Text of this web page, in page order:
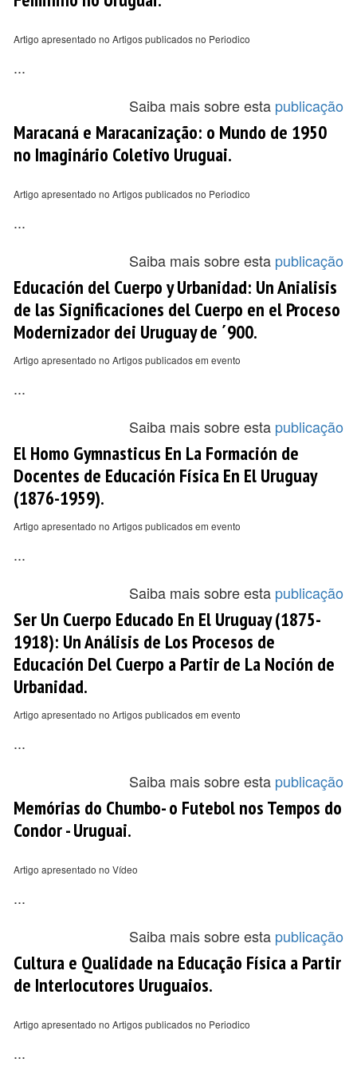
Artigo apresentado no Artigos publicados no Periodico
...
Saiba mais sobre esta publicação
Maracaná e Maracanização: o Mundo de 1950
no Imaginário Coletivo Uruguai.
Artigo apresentado no Artigos publicados no Periodico
...
Saiba mais sobre esta publicação
Educación del Cuerpo y Urbanidad: Un Anialisis
de las Significaciones del Cuerpo en el Proceso
Modernizador dei Uruguay de ´900.
Artigo apresentado no Artigos publicados em evento
...
Saiba mais sobre esta publicação
El Homo Gymnasticus En La Formación de
Docentes de Educación Física En El Uruguay
(1876-1959).
Artigo apresentado no Artigos publicados em evento
...
Saiba mais sobre esta publicação
Ser Un Cuerpo Educado En El Uruguay (1875-
1918): Un Análisis de Los Procesos de
Educación Del Cuerpo a Partir de La Noción de
Urbanidad.
Artigo apresentado no Artigos publicados em evento
...
Saiba mais sobre esta publicação
Memórias do Chumbo- o Futebol nos Tempos do
Condor - Uruguai.
Artigo apresentado no Vídeo
...
Saiba mais sobre esta publicação
Cultura e Qualidade na Educação Física a Partir
de Interlocutores Uruguaios.
Artigo apresentado no Artigos publicados no Periodico
...